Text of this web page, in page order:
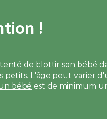
!
tenté de blottir son bébé
petits. L'âge peut varier
bébé est de minimum